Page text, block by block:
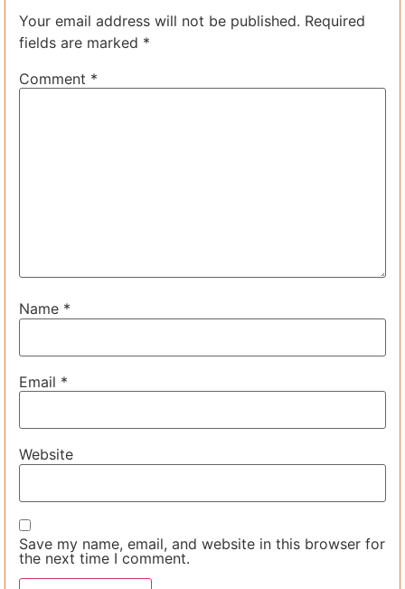
Your email address will not be published. Required
fields are marked *
Comment *
Name *
Email *
Website
Save my name, email, and website in this browser for
the next time I comment.